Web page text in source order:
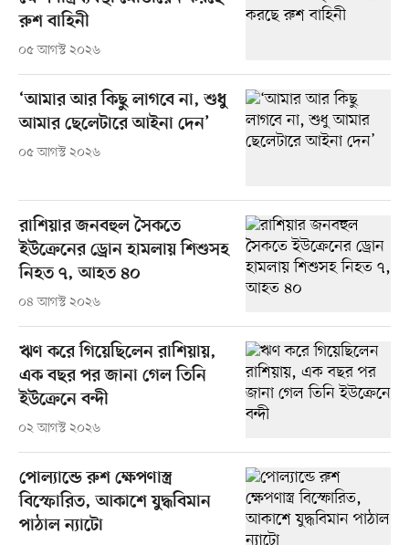
রুশ বাহিনী
০৫ আগস্ট ২০২৬
‘আমার আর কিছু লাগবে না, শুধু
আমার ছেলেটারে আইনা দেন’
০৫ আগস্ট ২০২৬
রাশিয়ার জনবহুল সৈকতে
ইউক্রেনের ড্রোন হামলায় শিশুসহ
নিহত ৭, আহত ৪০
০৪ আগস্ট ২০২৬
ঋণ করে গিয়েছিলেন রাশিয়ায়,
এক বছর পর জানা গেল তিনি
ইউক্রেনে বন্দী
০২ আগস্ট ২০২৬
পোল্যান্ডে রুশ ক্ষেপণাস্ত্র
বিস্ফোরিত, আকাশে যুদ্ধবিমান
পাঠাল ন্যাটো